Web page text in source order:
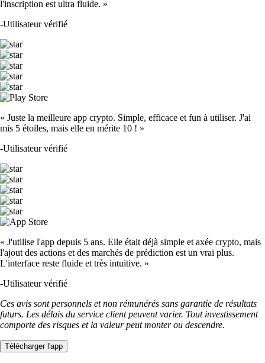
l'inscription est ultra fluide. »
-Utilisateur vérifié
« Juste la meilleure app crypto. Simple, efficace et fun à utiliser. J'ai
mis 5 étoiles, mais elle en mérite 10 ! »
-Utilisateur vérifié
« J'utilise l'app depuis 5 ans. Elle était déjà simple et axée crypto, mais
l'ajout des actions et des marchés de prédiction est un vrai plus.
L'interface reste fluide et très intuitive. »
-Utilisateur vérifié
Ces avis sont personnels et non rémunérés sans garantie de résultats
futurs. Les délais du service client peuvent varier. Tout investissement
comporte des risques et la valeur peut monter ou descendre.
Télécharger l'app